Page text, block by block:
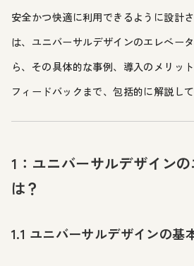
安全かつ快適に利用できるように設計
は、ユニバーサルデザインのエレベー
ら、その具体的な事例、導入のメリッ
フィードバックまで、包括的に解説して
1：ユニバーサルデザイン
は？
1.1 ユニバーサルデザインの基